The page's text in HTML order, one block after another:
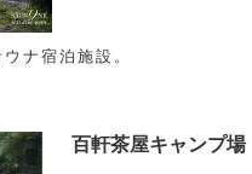
ナ宿泊施設。
百軒茶屋キャンプ場